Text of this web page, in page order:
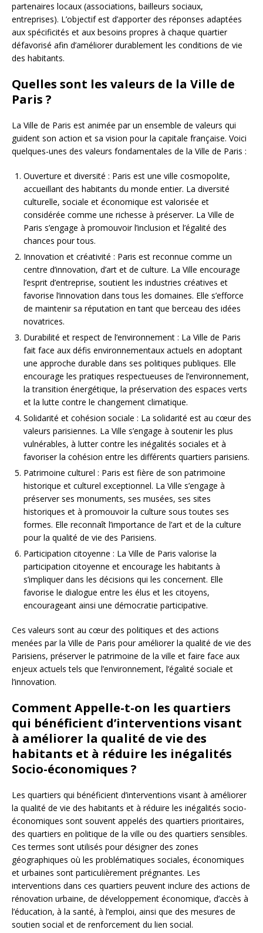
partenaires locaux (associations, bailleurs sociaux,
entreprises). L’objectif est d’apporter des réponses adaptées
aux spécificités et aux besoins propres à chaque quartier
défavorisé afin d’améliorer durablement les conditions de vie
des habitants.
Quelles sont les valeurs de la Ville de
Paris ?
La Ville de Paris est animée par un ensemble de valeurs qui
guident son action et sa vision pour la capitale française. Voici
quelques-unes des valeurs fondamentales de la Ville de Paris :
Ouverture et diversité : Paris est une ville cosmopolite,
accueillant des habitants du monde entier. La diversité
culturelle, sociale et économique est valorisée et
considérée comme une richesse à préserver. La Ville de
Paris s’engage à promouvoir l’inclusion et l’égalité des
chances pour tous.
Innovation et créativité : Paris est reconnue comme un
centre d’innovation, d’art et de culture. La Ville encourage
l’esprit d’entreprise, soutient les industries créatives et
favorise l’innovation dans tous les domaines. Elle s’efforce
de maintenir sa réputation en tant que berceau des idées
novatrices.
Durabilité et respect de l’environnement : La Ville de Paris
fait face aux défis environnementaux actuels en adoptant
une approche durable dans ses politiques publiques. Elle
encourage les pratiques respectueuses de l’environnement,
la transition énergétique, la préservation des espaces verts
et la lutte contre le changement climatique.
Solidarité et cohésion sociale : La solidarité est au cœur des
valeurs parisiennes. La Ville s’engage à soutenir les plus
vulnérables, à lutter contre les inégalités sociales et à
favoriser la cohésion entre les différents quartiers parisiens.
Patrimoine culturel : Paris est fière de son patrimoine
historique et culturel exceptionnel. La Ville s’engage à
préserver ses monuments, ses musées, ses sites
historiques et à promouvoir la culture sous toutes ses
formes. Elle reconnaît l’importance de l’art et de la culture
pour la qualité de vie des Parisiens.
Participation citoyenne : La Ville de Paris valorise la
participation citoyenne et encourage les habitants à
s’impliquer dans les décisions qui les concernent. Elle
favorise le dialogue entre les élus et les citoyens,
encourageant ainsi une démocratie participative.
Ces valeurs sont au cœur des politiques et des actions
menées par la Ville de Paris pour améliorer la qualité de vie des
Parisiens, préserver le patrimoine de la ville et faire face aux
enjeux actuels tels que l’environnement, l’égalité sociale et
l’innovation.
Comment Appelle-t-on les quartiers
qui bénéficient d’interventions visant
à améliorer la qualité de vie des
habitants et à réduire les inégalités
Socio-économiques ?
Les quartiers qui bénéficient d’interventions visant à améliorer
la qualité de vie des habitants et à réduire les inégalités socio-
économiques sont souvent appelés des quartiers prioritaires,
des quartiers en politique de la ville ou des quartiers sensibles.
Ces termes sont utilisés pour désigner des zones
géographiques où les problématiques sociales, économiques
et urbaines sont particulièrement prégnantes. Les
interventions dans ces quartiers peuvent inclure des actions de
rénovation urbaine, de développement économique, d’accès à
l’éducation, à la santé, à l’emploi, ainsi que des mesures de
soutien social et de renforcement du lien social.